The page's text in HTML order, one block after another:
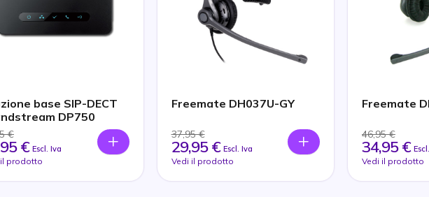
base SIP-DECT
DP750
€
€ Escl. Iva
prodotto
Freemate DH037U-GY
37,95 €
29,95 € Escl. Iva
Vedi il prodotto
Freemate
46,95 €
34,95 €
Vedi il prodotto